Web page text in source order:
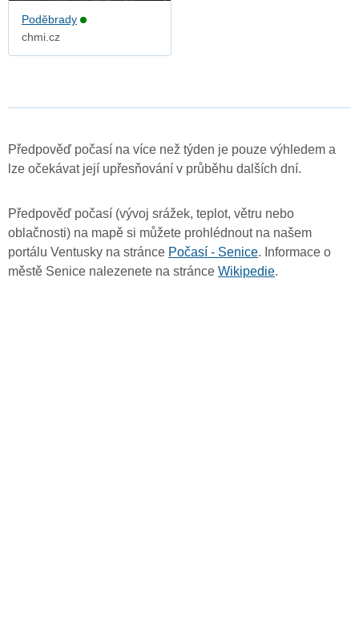
Poděbrady
chmi.cz
Předpověď počasí na více než týden je pouze výhledem a
lze očekávat její upřesňování v průběhu dalších dní.
Předpověď počasí (vývoj srážek, teplot, větru nebo
oblačnosti) na mapě si můžete prohlédnout na našem
portálu Ventusky na stránce Počasí - Senice. Informace o
městě Senice nalezenete na stránce Wikipedie.